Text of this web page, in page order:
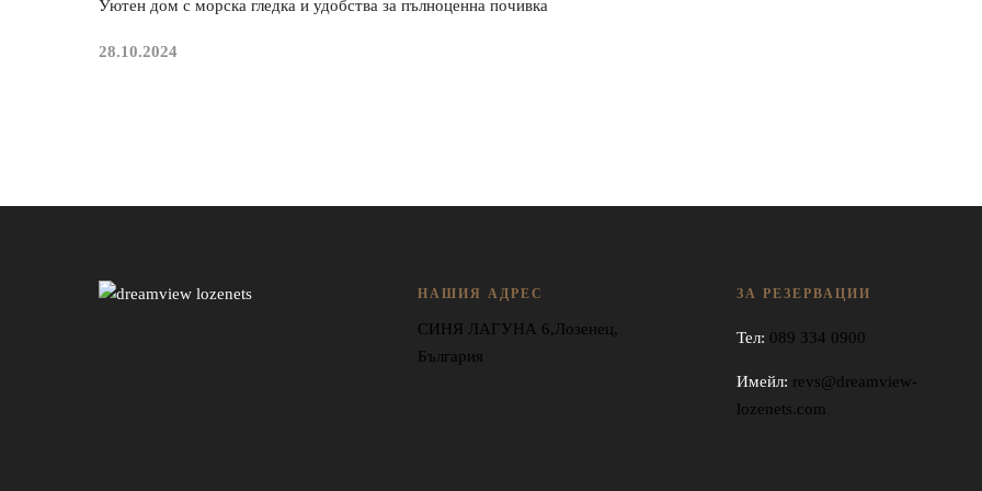
Уютен дом с морска гледка и удобства за пълноценна почивка
28.10.2024
НАШИЯ АДРЕС
СИНЯ ЛАГУНА 6,Лозенец,
България
ЗА РЕЗЕРВАЦИИ
Тел: 089 334 0900
Имейл: revs@dreamview-
lozenets.com